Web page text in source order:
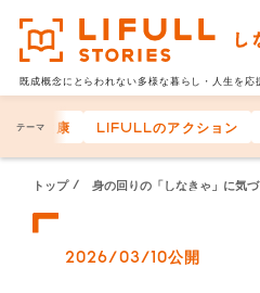
既成概念にとらわれない多様な暮らし・人生を応
テーマ
体の健康 LIFULLのアクション
トップ 身の回りの「しなきゃ」に気づ
2026/03/10公開